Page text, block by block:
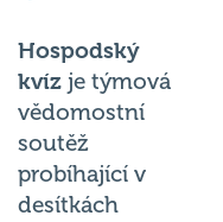
Hospodský
kvíz je týmová
vědomostní
soutěž
probíhající v
desítkách